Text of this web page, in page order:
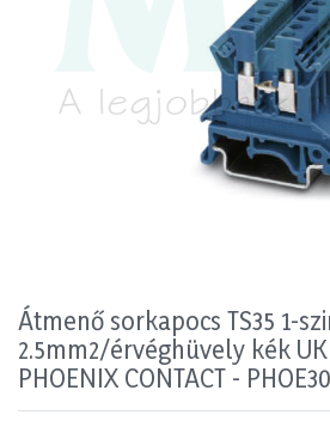
Átmenő sorkapocs TS35 1-
2.5mm2/érvéghüvely kék UK
PHOENIX CONTACT -